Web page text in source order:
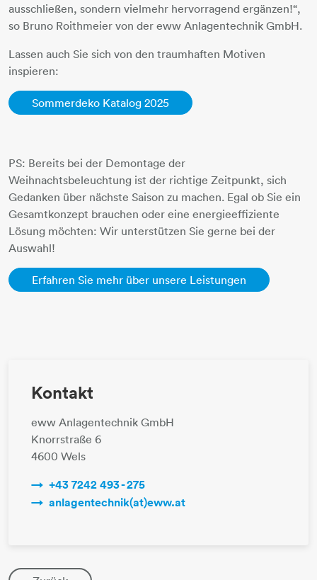
ausschließen, sondern vielmehr hervorragend ergänzen!“,
so Bruno Roithmeier von der eww Anlagentechnik GmbH.
Lassen auch Sie sich von den traumhaften Motiven
inspieren:
Sommerdeko Katalog 2025
PS: Bereits bei der Demontage der
Weihnachtsbeleuchtung ist der richtige Zeitpunkt, sich
Gedanken über nächste Saison zu machen. Egal ob Sie ein
Gesamtkonzept brauchen oder eine energieeffiziente
Lösung möchten: Wir unterstützen Sie gerne bei der
Auswahl!
Erfahren Sie mehr über unsere Leistungen
Kontakt
eww Anlagentechnik GmbH
Knorrstraße 6
4600 Wels
+43 7242 493 -​​​​​​​ 275
anlagentechnik(at)eww.at